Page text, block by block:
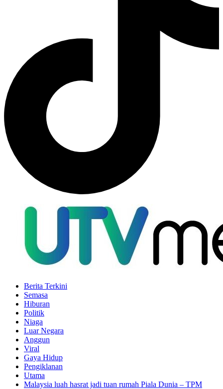
Berita Terkini
Semasa
Hiburan
Politik
Niaga
Luar Negara
Anggun
Viral
Gaya Hidup
Pengiklanan
Utama
Malaysia luah hasrat jadi tuan rumah Piala Dunia – TPM